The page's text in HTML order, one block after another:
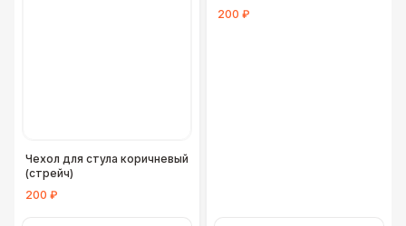
Чехол для стула коричневый
(стрейч)
200 ₽
200 ₽